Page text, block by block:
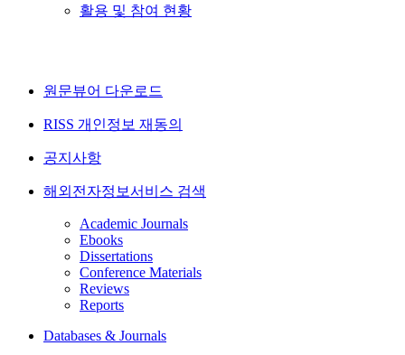
활용 및 참여 현황
원문뷰어 다운로드
RISS 개인정보 재동의
공지사항
해외전자정보서비스 검색
Academic Journals
Ebooks
Dissertations
Conference Materials
Reviews
Reports
Databases & Journals